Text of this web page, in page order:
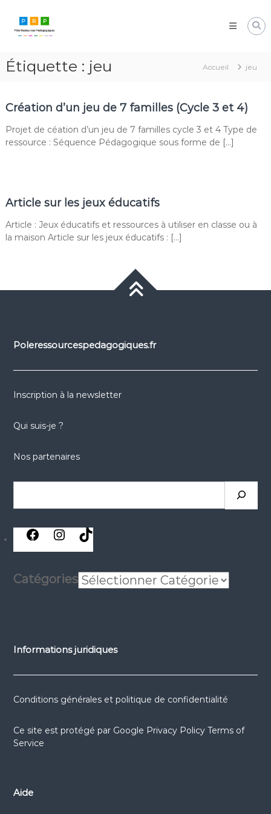
contenu
Pôle
Ressources
les
compétences
vos
Étiquette : jeu Accueil jeu
Création d’un jeu de 7 familles (Cycle 3 et 4)
Projet de céation d’un jeu de 7 familles cycle 3 et 4 Type de
ressource : Séquence Pédagogique sous forme de […]
Article sur les jeux éducatifs
Article : Jeux éducatifs et ressources à utiliser en classe ou à
la maison Article sur les jeux éducatifs : […]
Poleressourcespedagogiques.fr
Inscription à la newsletter
Qui suis-je ?
Nos partenaires
réseaux réseaux
sociaux
réseaux
Catégories
Informations juridiques
Conditions générales et politique de confidentialité
Ce site est protégé par Google Privacy Policy Terms of
Service
Aide